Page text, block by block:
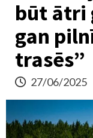
būt ātri
gan
trasēs”
27/06/2025